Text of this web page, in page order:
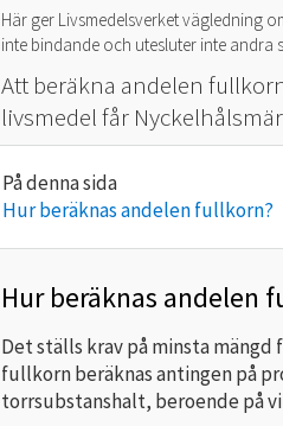
Här ger Livsmedelsverket vägledning
inte bindande och utesluter inte andra
Att beräkna andelen
livsmedel får
Hur beräknas andelen fullkorn?
Hur beräknas andelen
Det ställs krav på minsta
fullkorn beräknas antingen på
torrsubstanshalt, beroende på